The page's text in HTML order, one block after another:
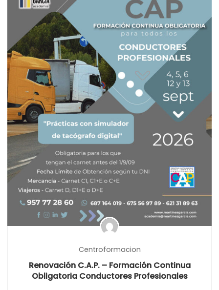
Centroformacion
Renovación C.A.P. – Formación Continua
Obligatoria Conductores Profesionales